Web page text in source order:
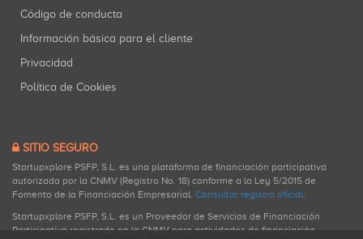
Código de conducta
Información básica para el cliente
Privacidad
Política de Cookies
SITIO SEGURO
Startupxplore PSFP, S.L. es una plataforma de financiación participativa
autorizada por la CNMV (Registro No. 18) conforme a la Ley 5/2015 de
Fomento de la Financiación Empresarial. Consultar registro oficial.
Startupxplore PSFP, S.L. es un Proveedor de Servicios de Financiación
Participativa registrado en la CNMV para actividades de financiación